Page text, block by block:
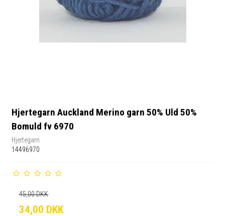
Hjertegarn Auckland Merino garn 50% Uld 50%
Bomuld fv 6970
Hjertegarn
14496970
45,00 DKK
34,00 DKK